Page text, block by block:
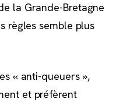
la Grande-Bretagne
règles semble plus
« anti-queuers »,
et préfèrent